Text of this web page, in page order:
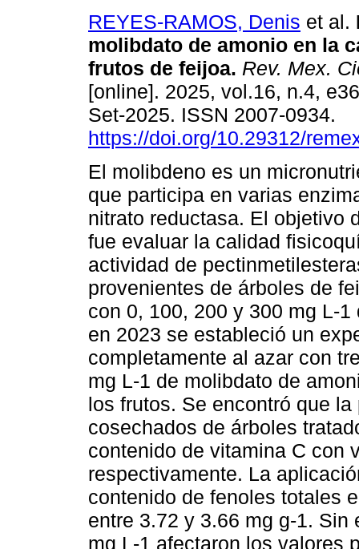
REYES-RAMOS, Denis et al.
molibdato de amonio en la
frutos de feijoa. Rev. Mex.
[online]. 2025, vol.16, n.4,
Set-2025. ISSN 2007-0934.
https://doi.org/10.29312/
El molibdeno es un
que participa en varias
nitrato reductasa. El objetivo
fue evaluar la calidad
actividad de
provenientes de árboles de
con 0, 100, 200 y 300 mg L-
en 2023 se estableció un
completamente al azar con
mg L-1 de molibdato de
los frutos. Se encontró que
cosechados de árboles
contenido de vitamina C con
respectivamente. La
contenido de fenoles totales
entre 3.72 y 3.66 mg g-1.
mg L-1 afectaron los valores